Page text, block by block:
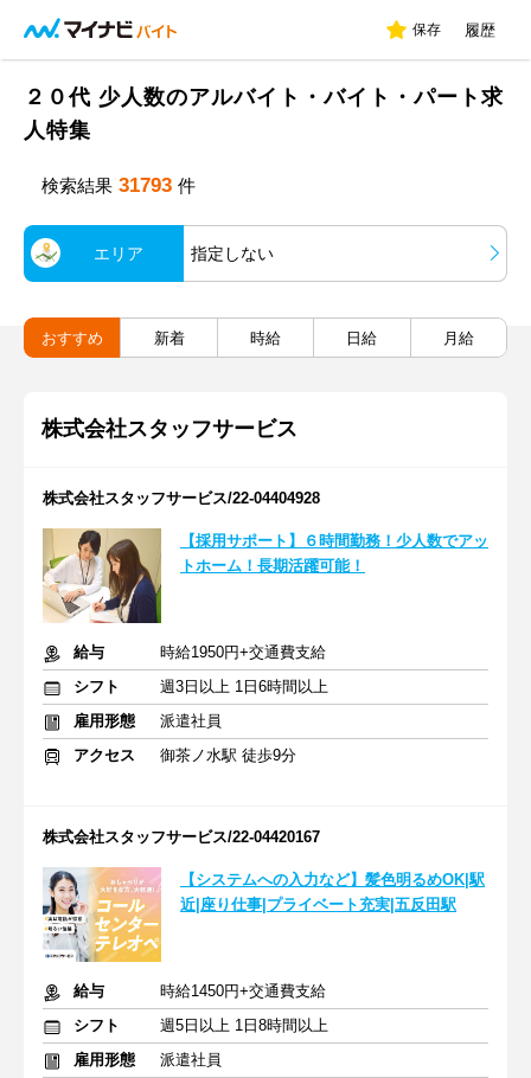
保存 履歴
２０代 少人数のアルバイト・バイト・パート求
人特集
検索結果 31793 件
エリア 指定しない
おすすめ 新着 時給 日給 月給
株式会社スタッフサービス
株式会社スタッフサービス/22-04404928
【採用サポート】６時間勤務！少人数でアッ
トホーム！長期活躍可能！
給与
時給1950円+交通費支給
シフト
週3日以上 1日6時間以上
雇用形態
派遣社員
アクセス
御茶ノ水駅 徒歩9分
株式会社スタッフサービス/22-04420167
【システムへの入力など】髪色明るめOK|駅
近|座り仕事|プライベート充実|五反田駅
給与
時給1450円+交通費支給
シフト
週5日以上 1日8時間以上
雇用形態
派遣社員